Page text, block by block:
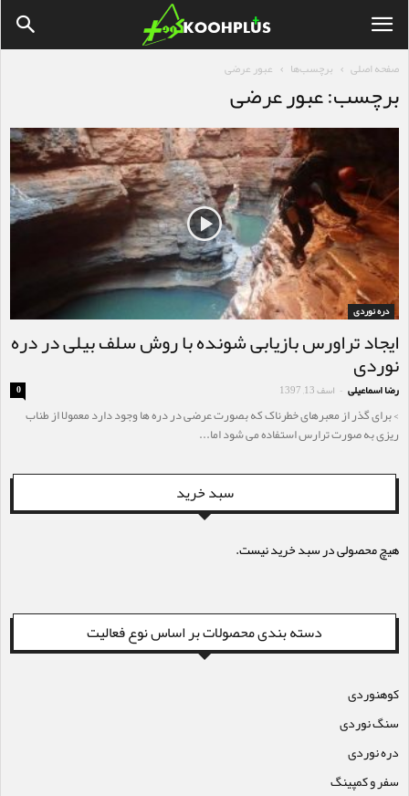
صفحه اصلی برچسب‌ها عبور عرضی
برچسب: عبور عرضی
دره نوردی
ایجاد تراورس بازیابی شونده با روش سلف بیلی در دره
نوردی
رضا اسماعیلی - اسف 13, 1397 0
> برای گذر از معبرهای خطرناک که بصورت عرضی در دره ها وجود دارد معمولا از طناب
ریزی به صورت ترارس استفاده می شود اما...
سبد خرید
هیچ محصولی در سبد خرید نیست.
دسته بندی محصولات بر اساس نوع فعالیت
کوهنوردی
سنگ نوردی
دره نوردی
سفر و کمپینگ